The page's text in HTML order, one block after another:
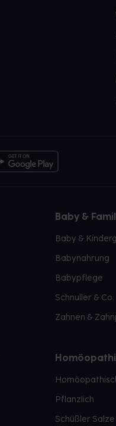
Baby &
Baby &
Babynahrung
Babypflege
Schnuller & Co.
Zahnen &
Pflanzlich
Schüßler Salze